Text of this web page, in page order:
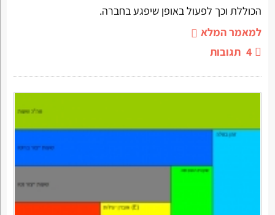
הכוללת וכך לפעול באופן שיפגע בחברה.
למאמר המלא
4 תגובות